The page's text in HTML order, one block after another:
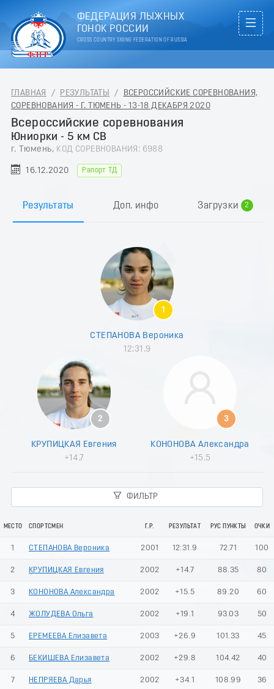
ФЕДЕРАЦИЯ ЛЫЖНЫХ
ГОНОК РОССИИ
CROSS COUNTRY SKIING FEDERATION OF RUSSIA
ГЛАВНАЯ / РЕЗУЛЬТАТЫ /
ВСЕРОССИЙСКИЕ СОРЕВНОВАНИЯ,
СОРЕВНОВАНИЯ - Г. ТЮМЕНЬ - 13-18 ДЕКАБРЯ 2020
Всероссийские соревнования
Юниорки - 5 км СВ
г. Тюмень, КОД СОРЕВНОВАНИЯ: 6988
16.12.2020 Рапорт ТД
Результаты Доп. инфо Загрузки
2
5
8
1
СТЕПАНОВА Вероника
12:31.9
2
КРУПИЦКАЯ Евгения
+14.7
3
КОНОНОВА Александра
+15.5
ФИЛЬТР
МЕСТО СПОРТСМЕН Г.Р. РЕЗУЛЬТАТ РУС ПУНКТЫ ОЧКИ
1 СТЕПАНОВА Вероника 2001 12:31.9 72.71 100
2 КРУПИЦКАЯ Евгения 2002 +14.7 88.35 80
3 КОНОНОВА Александра 2002 +15.5 89.20 60
4 ЖОЛУДЕВА Ольга 2002 +19.1 93.03 50
5 ЕРЕМЕЕВА Елизавета 2003 +26.9 101.33 45
6 БЕКИШЕВА Елизавета 2002 +29.8 104.42 40
7 НЕПРЯЕВА Дарья 2002 +34.1 108.99 36